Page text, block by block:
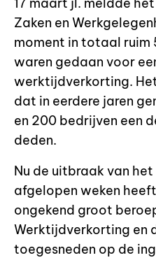
Zaken en
moment in totaal ruim
waren gedaan voor
werktijdverkorting.
dat in eerdere jaren
en 200 bedrijven een
deden.
Nu de uitbraak van
afgelopen weken
ongekend groot
Werktijdverkorting en
toegesneden op de